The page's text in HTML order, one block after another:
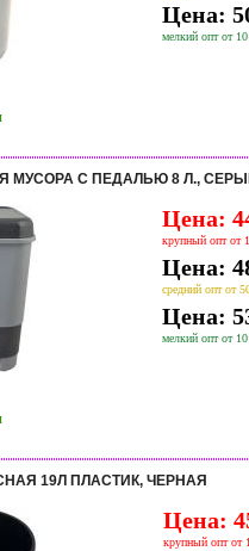
Цена:
мелкий опт от 10
МУСОРА С ПЕДАЛЬЮ 8 Л.,
Цена:
крупный опт от
Цена:
средний опт от
Цена:
мелкий опт от 10
19Л ПЛАСТИК, ЧЕРНАЯ
Цена:
крупный опт от